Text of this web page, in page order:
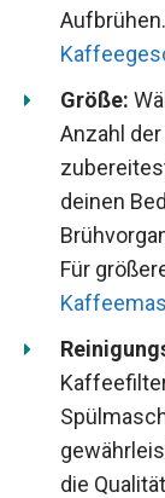
Größe:
Anzahl
deinen
Für
die